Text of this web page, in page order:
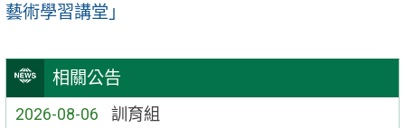
相關公告
2026-08-06 訓育組
藝術學習講堂」